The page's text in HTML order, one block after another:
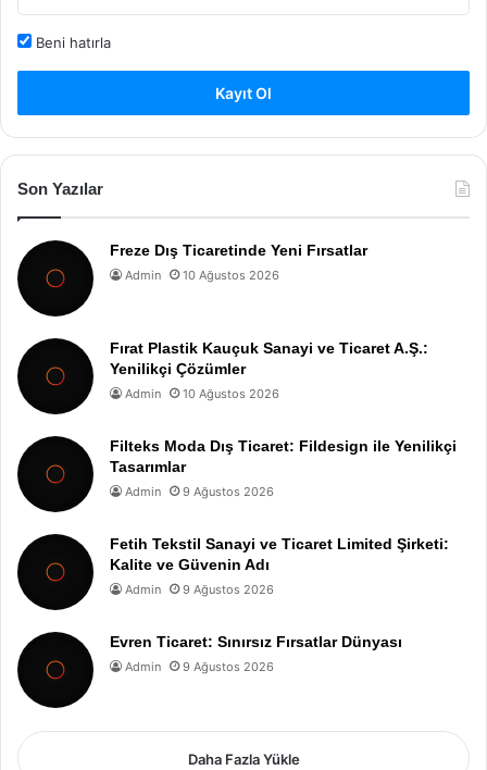
Beni hatırla
Kayıt Ol
Son Yazılar
Freze Dış Ticaretinde Yeni Fırsatlar
Admin 10 Ağustos 2026
Fırat Plastik Kauçuk Sanayi ve Ticaret A.Ş.:
Yenilikçi Çözümler
Admin 10 Ağustos 2026
Filteks Moda Dış Ticaret: Fildesign ile Yenilikçi
Tasarımlar
Admin 9 Ağustos 2026
Fetih Tekstil Sanayi ve Ticaret Limited Şirketi:
Kalite ve Güvenin Adı
Admin 9 Ağustos 2026
Evren Ticaret: Sınırsız Fırsatlar Dünyası
Admin 9 Ağustos 2026
Daha Fazla Yükle